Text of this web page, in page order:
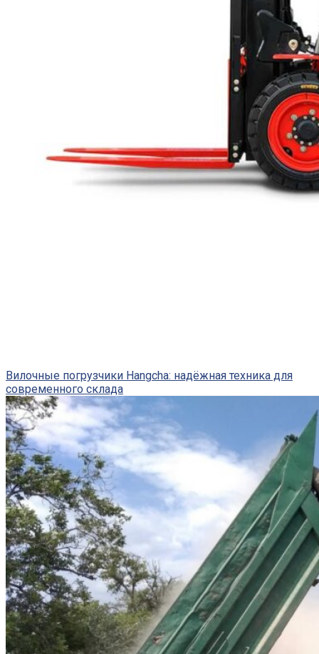
Вилочные погрузчики Hangcha: надёжная техника для
современного склада